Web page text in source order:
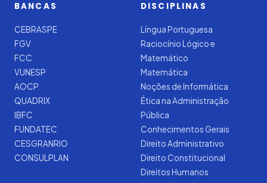
BANCAS
CEBRASPE
FGV
FCC
VUNESP
AOCP
QUADRIX
IBFC
FUNDATEC
CESGRANRIO
CONSULPLAN
DISCIPLINAS
Língua Portuguesa
Raciocínio Lógico e
Matemático
Matemática
Noções de Informática
Ética na Administração
Pública
Conhecimentos Gerais
Direito Administrativo
Direito Constitucional
Direitos Humanos